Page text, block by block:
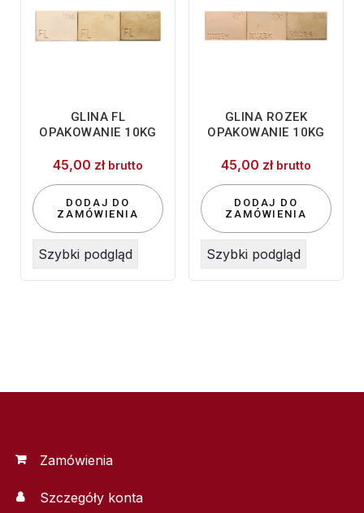
GLINA FL
OPAKOWANIE 10KG
45,00 zł brutto
DODAJ DO
ZAMÓWIENIA
Szybki podgląd
GLINA ROZEK
OPAKOWANIE 10KG
45,00 zł brutto
DODAJ DO
ZAMÓWIENIA
Szybki podgląd
Zamówienia
Szczegóły konta